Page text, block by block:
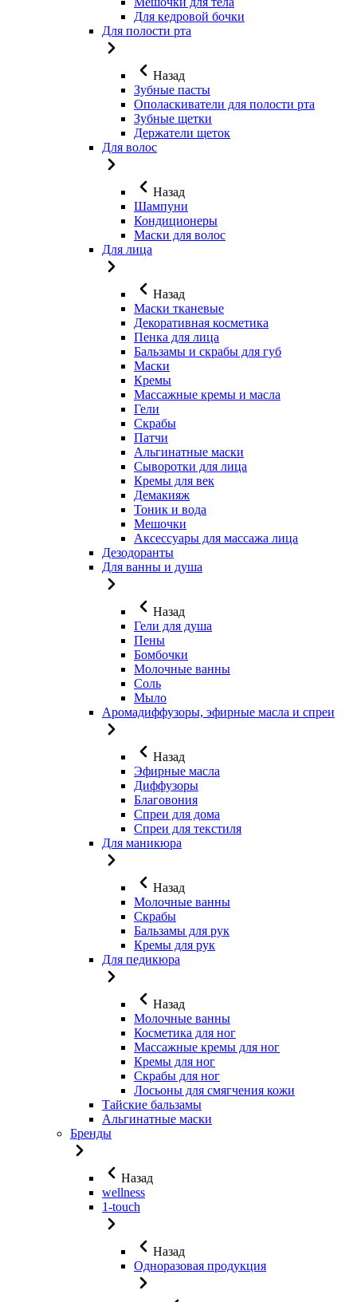
Для кедровой бочки
Для полости рта
Назад
Зубные пасты
Ополаскиватели для полости рта
Зубные щетки
Держатели щеток
Для волос
Назад
Шампуни
Кондиционеры
Маски для волос
Для лица
Назад
Маски тканевые
Декоративная косметика
Пенка для лица
Бальзамы и скрабы для губ
Маски
Кремы
Массажные кремы и масла
Гели
Скрабы
Патчи
Альгинатные маски
Сыворотки для лица
Кремы для век
Демакияж
Тоник и вода
Мешочки
Аксессуары для массажа лица
Дезодоранты
Для ванны и душа
Назад
Гели для душа
Пены
Бомбочки
Молочные ванны
Соль
Мыло
Аромадиффузоры, эфирные масла и спреи
Назад
Эфирные масла
Диффузоры
Благовония
Спреи для дома
Спреи для текстиля
Для маникюра
Назад
Молочные ванны
Скрабы
Бальзамы для рук
Кремы для рук
Для педикюра
Назад
Молочные ванны
Косметика для ног
Массажные кремы для ног
Кремы для ног
Скрабы для ног
Лосьоны для смягчения кожи
Тайские бальзамы
Альгинатные маски
Бренды
Назад
wellness
1-touch
Назад
Одноразовая продукция